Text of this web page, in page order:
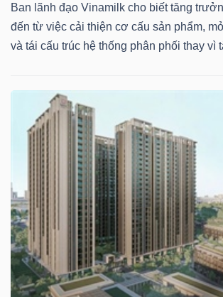
Ban lãnh đạo Vinamilk cho biết tăng
đến từ việc cải thiện cơ cấu sản phẩm,
và tái cấu trúc hệ thống phân phối thay vì
Dữ